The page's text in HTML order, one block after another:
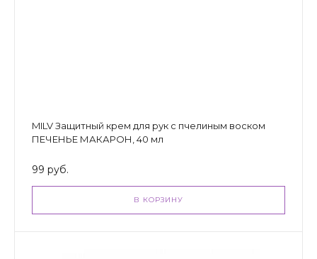
MILV Защитный крем для рук с пчелиным воском
ПЕЧЕНЬЕ МАКАРОН, 40 мл
99 руб.
В КОРЗИНУ